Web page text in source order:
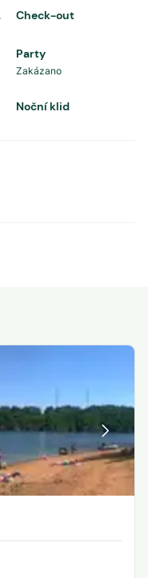
Check-out
Party
Zakázano
Noční klid